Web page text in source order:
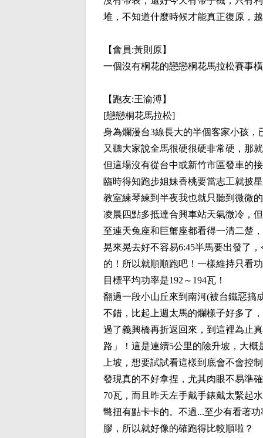
堆，不知道什麼時候才能真正復原，
【會員:黃則原】
一個沒有桐花的戀戀桐花馬拉松賽事
【跑友:王渝溥】
[戀戀桐花馬拉松]
身為爛漫台3線長大的半個客家小孩
又聽大家說全馬很硬很硬非常硬，那
但這場沒有從台中或新竹市區發車的
臨時得知跑步姐妹香桃要當志工就披
教室練琴練到半夜我也就只聽到微微
凌晨四點多抵達合興車站天氣微冷，
至連天兔座和巨蟹座都看得一清二楚
晃來晃去好不容易6:45半馬要出發了
的！所以就順順跑吧！一樣維持只看
目標平均功率是192～194瓦！
翻過一段小山丘來到南河(被台鐵惡搞
不錯，比起上週太馬的爛樣子好多了
過了義興橋再折返回來，到這裡為止
路」！這是連續5公里的險升坡，大
上坡，想要試試看這樣到底會不會控
發現真的不好拿捏，尤其肉眼不易準
70瓦，而且昨天左手戴手錶戴太緊起
彆扭有點卡卡的。不過...至少有看著
膠，所以就好像的確跑得比較順啦？